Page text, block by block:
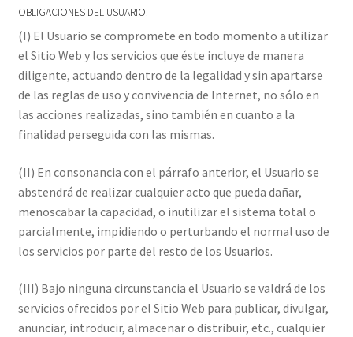
OBLIGACIONES DEL USUARIO.
(I) El Usuario se compromete en todo momento a utilizar
el Sitio Web y los servicios que éste incluye de manera
diligente, actuando dentro de la legalidad y sin apartarse
de las reglas de uso y convivencia de Internet, no sólo en
las acciones realizadas, sino también en cuanto a la
finalidad perseguida con las mismas.
(II) En consonancia con el párrafo anterior, el Usuario se
abstendrá de realizar cualquier acto que pueda dañar,
menoscabar la capacidad, o inutilizar el sistema total o
parcialmente, impidiendo o perturbando el normal uso de
los servicios por parte del resto de los Usuarios.
(III) Bajo ninguna circunstancia el Usuario se valdrá de los
servicios ofrecidos por el Sitio Web para publicar, divulgar,
anunciar, introducir, almacenar o distribuir, etc., cualquier